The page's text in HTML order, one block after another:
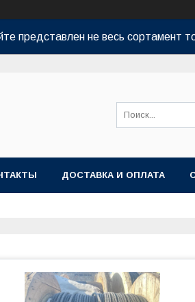
представлен не весь сортамент
ДОСТАВКА И ОПЛАТА